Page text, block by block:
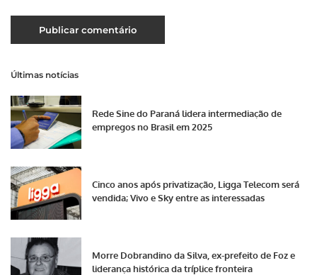
Últimas notícias
Rede Sine do Paraná lidera intermediação de
empregos no Brasil em 2025
Cinco anos após privatização, Ligga Telecom será
vendida; Vivo e Sky entre as interessadas
Morre Dobrandino da Silva, ex-prefeito de Foz e
liderança histórica da tríplice fronteira